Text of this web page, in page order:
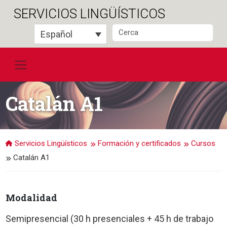
SaltarSERVICIOS LINGÜÍSTICOS
Español
Catalán A1
Servicios Lingüísticos Formación y certificados
Cursos
Catalán A1
Modalidad
Semipresencial (30 h presenciales + 45 h de trabajo